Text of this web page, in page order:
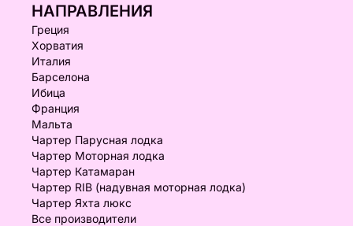
НАПРАВЛЕНИЯ
Греция
Хорватия
Италия
Барселона
Ибица
Франция
Мальта
Чартер Парусная лодка
Чартер Моторная лодка
Чартер Катамаран
Чартер RIB (надувная моторная лодка)
Чартер Яхта люкс
Все производители